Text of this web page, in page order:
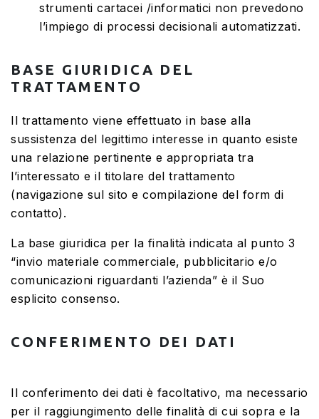
strumenti cartacei /informatici non prevedono
l’impiego di processi decisionali automatizzati.
BASE GIURIDICA DEL
TRATTAMENTO
Il trattamento viene effettuato in base alla
sussistenza del legittimo interesse in quanto esiste
una relazione pertinente e appropriata tra
l’interessato e il titolare del trattamento
(navigazione sul sito e compilazione del form di
contatto).
La base giuridica per la finalità indicata al punto 3
“invio materiale commerciale, pubblicitario e/o
comunicazioni riguardanti l’azienda” è il Suo
esplicito consenso.
CONFERIMENTO DEI DATI
Il conferimento dei dati è facoltativo, ma necessario
per il raggiungimento delle finalità di cui sopra e la